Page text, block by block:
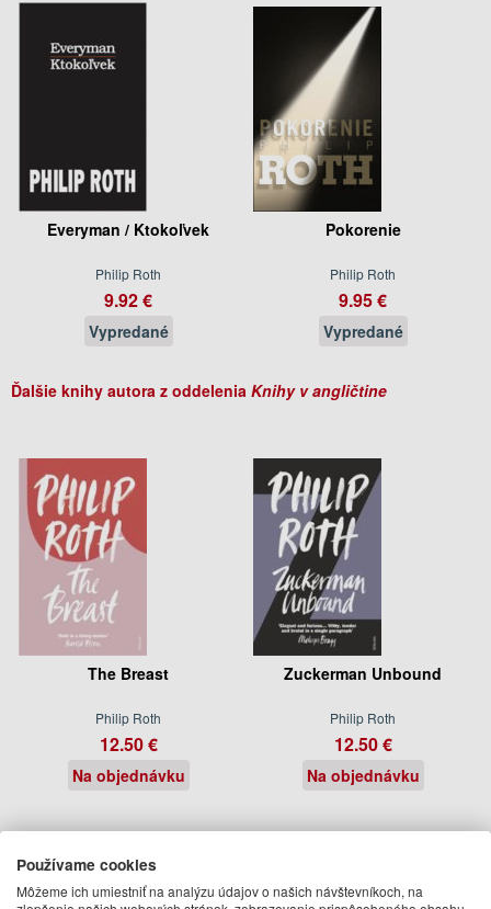
Everyman / Ktokoľvek
Philip Roth
9.92 €
Vypredané
Pokorenie
Philip Roth
9.95 €
Vypredané
Ďalšie knihy autora z oddelenia Knihy v angličtine
The Breast
Philip Roth
12.50 €
Na objednávku
Zuckerman Unbound
Philip Roth
12.50 €
Na objednávku
Používame cookies
Môžeme ich umiestniť na analýzu údajov o našich návštevníkoch, na